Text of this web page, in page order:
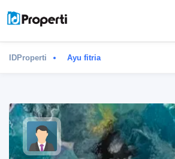
IDProperti Ayu fitria